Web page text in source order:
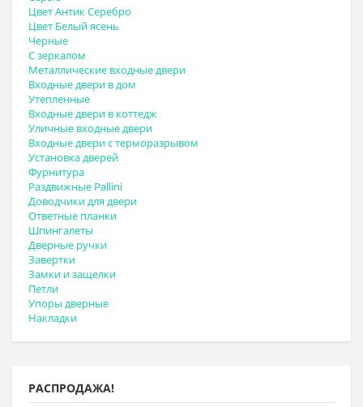
Цвет Антик Серебро
Цвет Белый ясень
Черные
С зеркалом
Металлические входные двери
Входные двери в дом
Утепленные
Входные двери в коттедж
Уличные входные двери
Входные двери с терморазрывом
Установка дверей
Фурнитура
Раздвижные Pallini
Доводчики для двери
Ответные планки
Шпингалеты
Дверные ручки
Завертки
Замки и защелки
Петли
Упоры дверные
Накладки
РАСПРОДАЖА!